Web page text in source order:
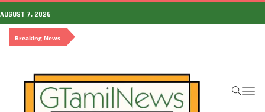
AUGUST 7, 2026
Breaking News